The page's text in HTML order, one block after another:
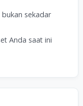
sekadar
Anda saat ini